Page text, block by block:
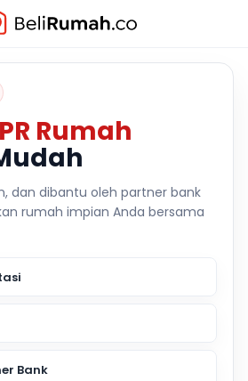
Rumah
dan dibantu oleh partner bank
rumah impian Anda bersama
Bank